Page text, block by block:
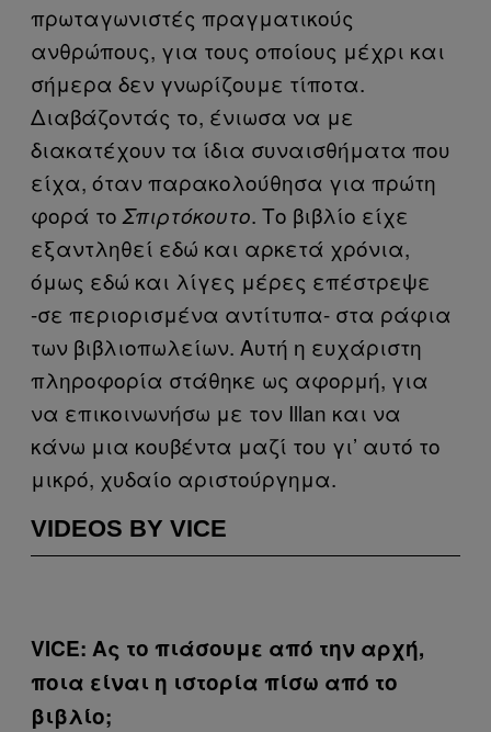
πρωταγωνιστές πραγματικούς
ανθρώπους, για τους οποίους μέχρι και
σήμερα δεν γνωρίζουμε τίποτα.
Διαβάζοντάς το, ένιωσα να με
διακατέχουν τα ίδια συναισθήματα που
είχα, όταν παρακολούθησα για πρώτη
φορά το Σπιρτόκουτο. Το βιβλίο είχε
εξαντληθεί εδώ και αρκετά χρόνια,
όμως εδώ και λίγες μέρες επέστρεψε
-σε περιορισμένα αντίτυπα- στα ράφια
των βιβλιοπωλείων. Αυτή η ευχάριστη
πληροφορία στάθηκε ως αφορμή, για
να επικοινωνήσω με τον Illan και να
κάνω μια κουβέντα μαζί του γι’ αυτό το
μικρό, χυδαίο αριστούργημα.
VIDEOS BY VICE
VICE: Ας το πιάσουμε από την αρχή,
ποια είναι η ιστορία πίσω από το
βιβλίο;